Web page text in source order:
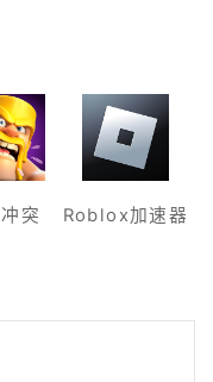
就是岛建这个词总是
森，对养成比较感兴
玩家可以试一试。
突 Roblox加速器